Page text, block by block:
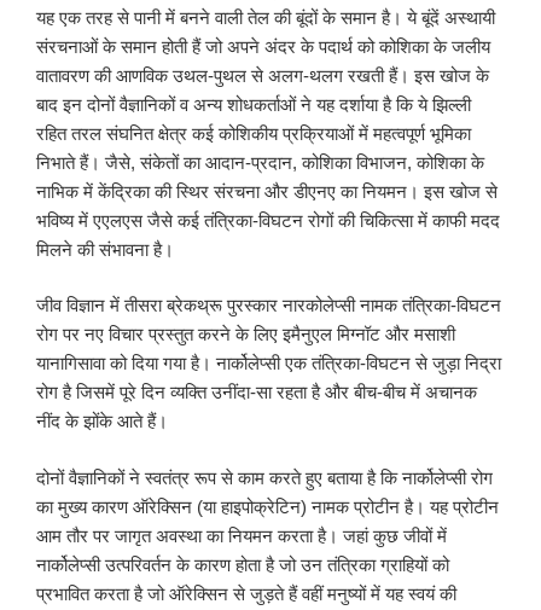
यह एक तरह से पानी में बनने वाली तेल की बूंदों के समान है। ये बूंदें अस्थायी
संरचनाओं के समान होती हैं जो अपने अंदर के पदार्थ को कोशिका के जलीय
वातावरण की आणविक उथल-पुथल से अलग-थलग रखती हैं। इस खोज के
बाद इन दोनों वैज्ञानिकों व अन्य शोधकर्ताओं ने यह दर्शाया है कि ये झिल्ली
रहित तरल संघनित क्षेत्र कई कोशिकीय प्रक्रियाओं में महत्वपूर्ण भूमिका
निभाते हैं। जैसे, संकेतों का आदान-प्रदान, कोशिका विभाजन, कोशिका के
नाभिक में केंद्रिका की स्थिर संरचना और डीएनए का नियमन। इस खोज से
भविष्य में एएलएस जैसे कई तंत्रिका-विघटन रोगों की चिकित्सा में काफी मदद
मिलने की संभावना है।
जीव विज्ञान में तीसरा ब्रेकथ्रू पुरस्कार नारकोलेप्सी नामक तंत्रिका-विघटन
रोग पर नए विचार प्रस्तुत करने के लिए इमैनुएल मिग्नॉट और मसाशी
यानागिसावा को दिया गया है। नार्कोलेप्सी एक तंत्रिका-विघटन से जुड़ा निद्रा
रोग है जिसमें पूरे दिन व्यक्ति उनींदा-सा रहता है और बीच-बीच में अचानक
नींद के झोंके आते हैं।
दोनों वैज्ञानिकों ने स्वतंत्र रूप से काम करते हुए बताया है कि नार्कोलेप्सी रोग
का मुख्य कारण ऑरेक्सिन (या हाइपोक्रेटिन) नामक प्रोटीन है। यह प्रोटीन
आम तौर पर जागृत अवस्था का नियमन करता है। जहां कुछ जीवों में
नार्कोलेप्सी उत्परिवर्तन के कारण होता है जो उन तंत्रिका ग्राहियों को
प्रभावित करता है जो ऑरेक्सिन से जुड़ते हैं वहीं मनुष्यों में यह स्वयं की